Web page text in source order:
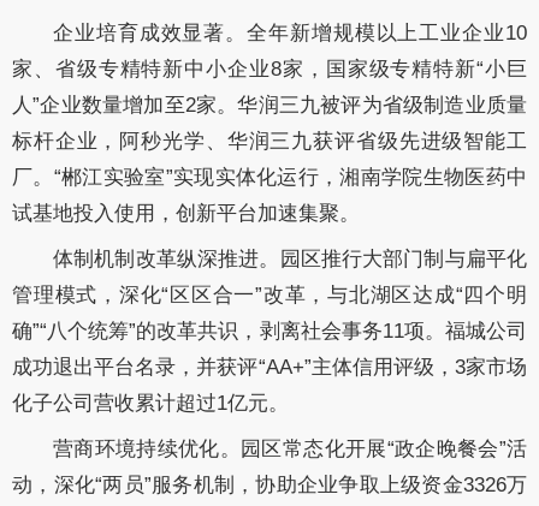
企业培育成效显著。全年新增规模以上工业企业10
家、省级专精特新中小企业8家，国家级专精特新“小巨
人”企业数量增加至2家。华润三九被评为省级制造业质量
标杆企业，阿秒光学、华润三九获评省级先进级智能工
厂。“郴江实验室”实现实体化运行，湘南学院生物医药中
试基地投入使用，创新平台加速集聚。
体制机制改革纵深推进。园区推行大部门制与扁平化
管理模式，深化“区区合一”改革，与北湖区达成“四个明
确”“八个统筹”的改革共识，剥离社会事务11项。福城公司
成功退出平台名录，并获评“AA+”主体信用评级，3家市场
化子公司营收累计超过1亿元。
营商环境持续优化。园区常态化开展“政企晚餐会”活
动，深化“两员”服务机制，协助企业争取上级资金3326万